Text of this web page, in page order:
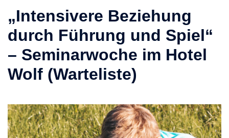
„Intensivere Beziehung
durch Führung und Spiel“
– Seminarwoche im Hotel
Wolf (Warteliste)